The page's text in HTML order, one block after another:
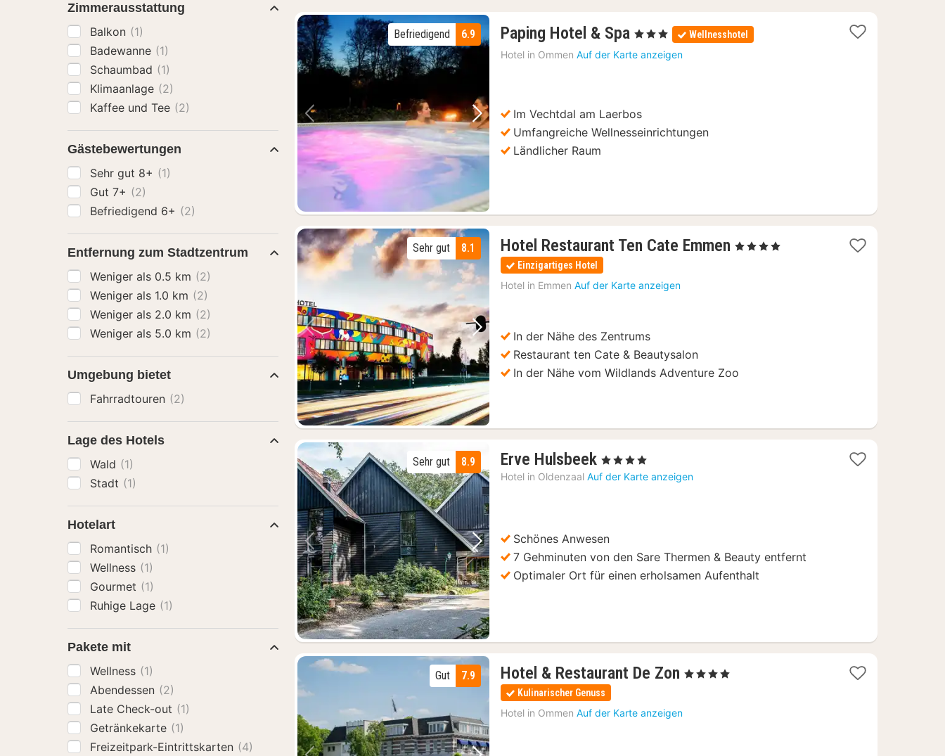
Vorheriges Bild Nächstes Bild
6.9
Befriedigend Paping Hotel & Spa 1
Nacht
ab
, 3 Sterne Wellnesshotel
Hotel in Ommen Auf der Karte anzeigen
Im Vechtdal am Laerbos
Umfangreiche Wellnesseinrichtungen
Ländlicher Raum
Vorheriges Bild Nächstes Bild
8.1
Sehr gut Hotel Restaurant Ten Cate Emmen 1
, 4 Sterne
Einzigartiges Hotel
Hotel in Emmen Auf der Karte anzeigen
In der Nähe des Zentrums
Restaurant ten Cate & Beautysalon
In der Nähe vom Wildlands Adventure Zoo
Vorheriges Bild Nächstes Bild
8.9
Sehr gut Erve Hulsbeek 1
Nacht
, 4 Sterne
Hotel in Oldenzaal Auf der Karte anzeigen
Schönes Anwesen
7 Gehminuten von den Sare Thermen & Beauty entfernt
Optimaler Ort für einen erholsamen Aufenthalt
7.9
Gut Hotel & Restaurant De Zon 1
, 4 Sterne
Kulinarischer Genuss
Hotel in Ommen Auf der Karte anzeigen
Zimmerausstattung
Balkon (1)
Badewanne (1)
Schaumbad (1)
Klimaanlage (2)
Kaffee und Tee (2)
Gästebewertungen
Sehr gut 8+ (1)
Gut 7+ (2)
Befriedigend 6+ (2)
Entfernung zum Stadtzentrum
Weniger als 0.5 km (2)
Weniger als 1.0 km (2)
Weniger als 2.0 km (2)
Weniger als 5.0 km (2)
Umgebung bietet
Fahrradtouren (2)
Lage des Hotels
Wald (1)
Stadt (1)
Hotelart
Romantisch (1)
Wellness (1)
Gourmet (1)
Ruhige Lage (1)
Pakete mit
Wellness (1)
Abendessen (2)
Late Check-out (1)
Getränkekarte (1)
Freizeitpark-Eintrittskarten (4)